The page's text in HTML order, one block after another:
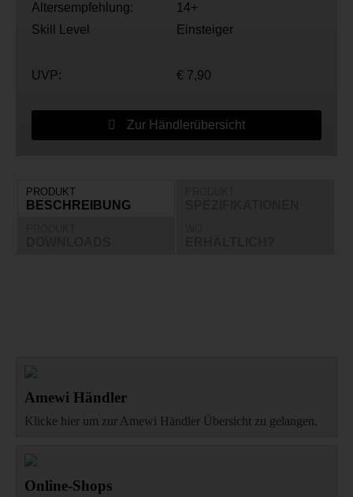
Altersempfehlung:
14+
Skill Level
Einsteiger
UVP: € 7,90
Zur Händlerübersicht
PRODUKT
BESCHREIBUNG
Amewi Händler
Klicke hier um zur Amewi Händler Übersicht zu gelangen.
Online-Shops